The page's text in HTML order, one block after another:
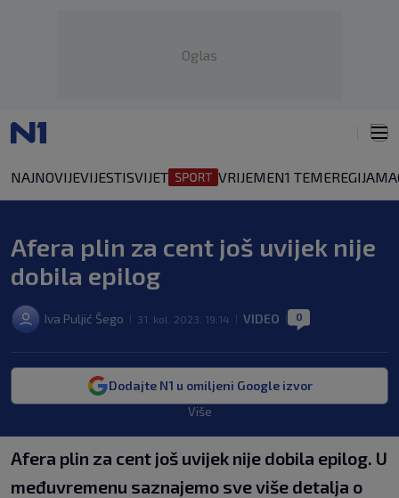
Oglas
NAJNOVIJEVIJESTISVIJET VRIJEMEN1 TEMEREGIJA
Afera plin za cent još uvijek nije
dobila epilog
Iva Puljić Šego 31. kol. 2023. 19:14 VIDEO 0
Dodajte N1 u omiljeni Google izvor
Više
Afera plin za cent još uvijek nije dobila epilog. U
međuvremenu saznajemo sve više detalja o